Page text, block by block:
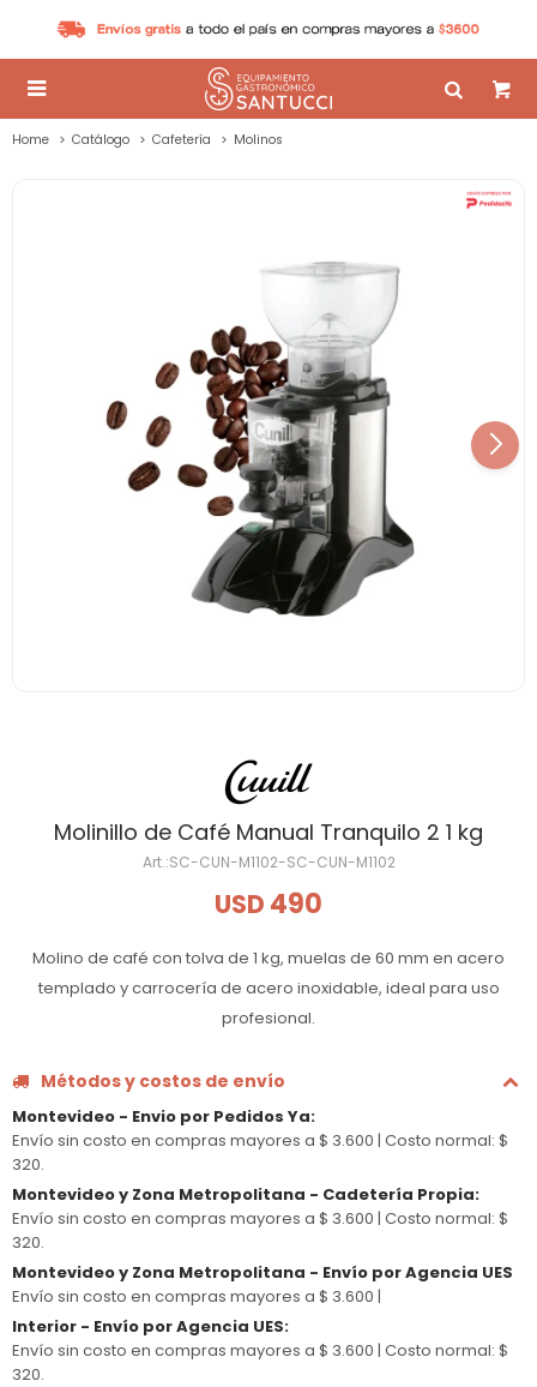

Home Catálogo Cafetería Molinos
Molinillo de Café Manual Tranquilo 2 1 kg
SC-CUN-M1102-SC-CUN-M1102
USD 490
Molino de café con tolva de 1 kg, muelas de 60 mm en acero
templado y carrocería de acero inoxidable, ideal para uso
profesional.
Métodos y costos de envío
Montevideo - Envio por Pedidos Ya:
Envío sin costo en compras mayores a $ 3.600 | Costo normal: $
320.
Montevideo y Zona Metropolitana - Cadetería Propia:
Envío sin costo en compras mayores a $ 3.600 | Costo normal: $
320.
Montevideo y Zona Metropolitana - Envío por Agencia UES
Envío sin costo en compras mayores a $ 3.600 |
Interior - Envío por Agencia UES:
Envío sin costo en compras mayores a $ 3.600 | Costo normal: $
320.